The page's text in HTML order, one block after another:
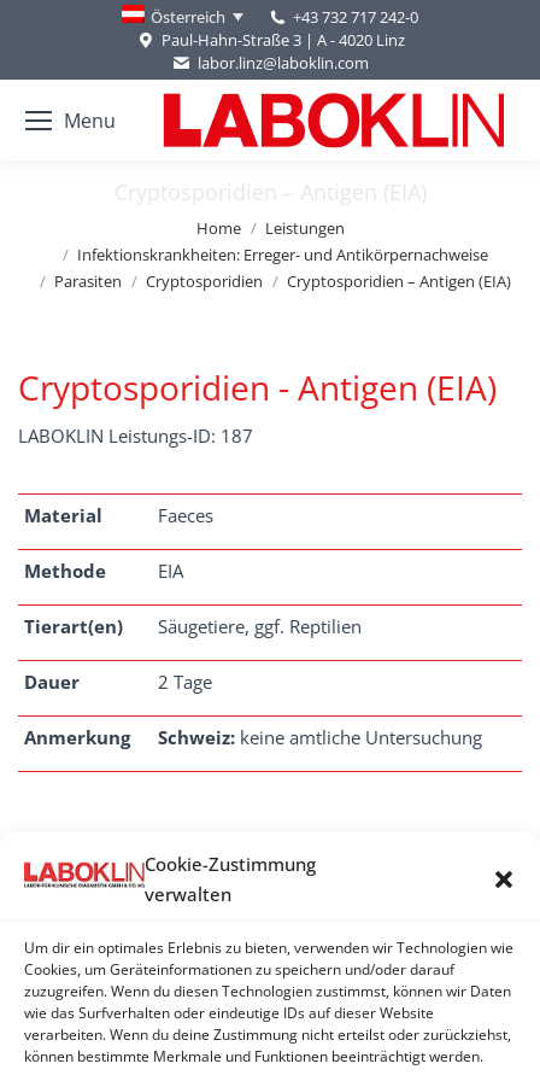
Cookie-Zustimmung
verwalten
Um dir ein optimales Erlebnis zu bieten, verwenden wir Technologien wie
Cookies, um Geräteinformationen zu speichern und/oder darauf
zuzugreifen. Wenn du diesen Technologien zustimmst, können wir Daten
wie das Surfverhalten oder eindeutige IDs auf dieser Website
verarbeiten. Wenn du deine Zustimmung nicht erteilst oder zurückziehst,
können bestimmte Merkmale und Funktionen beeinträchtigt werden.
Österreich
+43 732 717 242-0
Paul-Hahn-Straße 3 | A - 4020 Linz
labor.linz@laboklin.com
Menu
Cryptosporidien – Antigen (EIA)
Home
Leistungen
Infektionskrankheiten: Erreger- und Antikörpernachweise
Parasiten
Cryptosporidien Cryptosporidien – Antigen (EIA)
Cryptosporidien - Antigen (EIA)
LABOKLIN Leistungs-ID: 187
Material Faeces
Methode EIA
Tierart(en) Säugetiere, ggf. Reptilien
Dauer 2 Tage
Anmerkung Schweiz: keine amtliche Untersuchung
CRYPTOSPORIDIEN
Cryptosporidien - Antigen (IFAT)
Cryptosporidien - PCR
Cryptosporidien Differenzierung - PCR